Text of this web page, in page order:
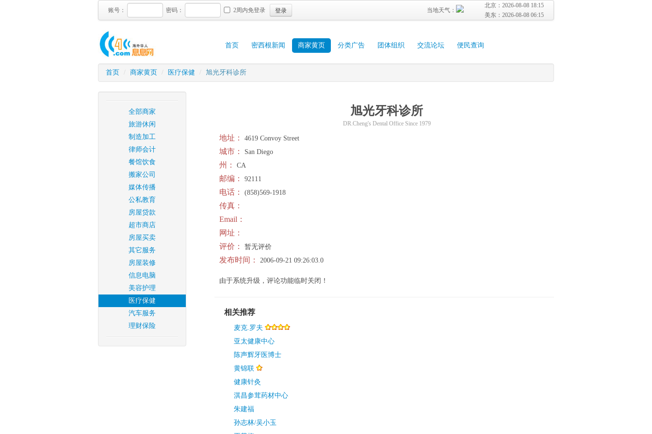
账号： 密码： 2周内免登录 登录
北京： 2026-08-08 18:15
美东： 2026-08-08 06:15
当地天气：
首页 密西根新闻 商家黄页 分类广告 团体组织 交流论坛 便民查询
首页 / 商家黄页 / 医疗保健 / 旭光牙科诊所
全部商家
旅游休闲
制造加工
律师会计
餐馆饮食
搬家公司
媒体传播
公私教育
房屋贷款
超市商店
房屋买卖
其它服务
房屋装修
信息电脑
美容护理
医疗保健
汽车服务
理财保险
旭光牙科诊所
DR.Cheng's Dental Office Since 1979
地址： 4619 Convoy Street
城市： San Diego
州： CA
邮编： 92111
电话： (858)569-1918
传真：
Email：
网址：
评价：
暂无评价
发布时间： 2006-09-21 09:26:03.0
由于系统升级，评论功能临时关闭！
相关推荐
麦克.罗夫
亚太健康中心
陈声辉牙医博士
黄锦联
健康针灸
淇昌参茸药材中心
朱建福
孙志林/吴小玉